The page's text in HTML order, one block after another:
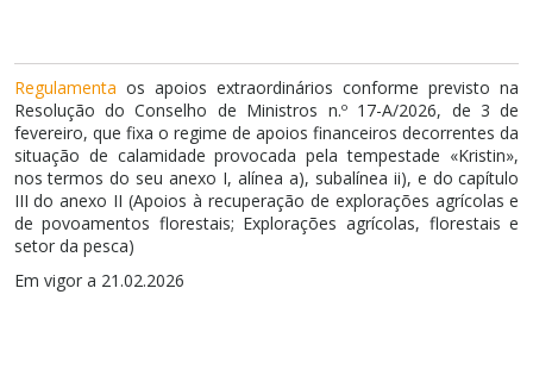
Regulamenta os apoios extraordinários conforme previsto na
Resolução do Conselho de Ministros n.º 17-A/2026, de 3 de
fevereiro, que fixa o regime de apoios financeiros decorrentes da
situação de calamidade provocada pela tempestade «Kristin»,
nos termos do seu anexo I, alínea a), subalínea ii), e do capítulo
III do anexo II (Apoios à recuperação de explorações agrícolas e
de povoamentos florestais; Explorações agrícolas, florestais e
setor da pesca)
Em vigor a 21.02.2026